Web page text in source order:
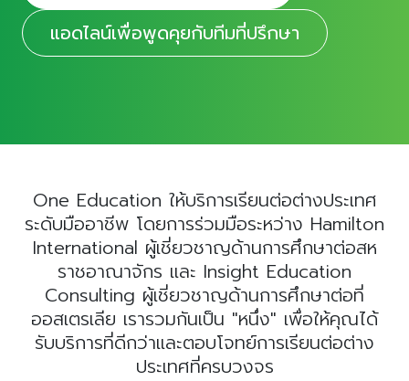
แอดไลน์เพื่อพูดคุยกับทีมที่ปรึกษา
One Education ให้บริการเรียนต่อต่างประเทศ
ระดับมืออาชีพ โดยการร่วมมือระหว่าง Hamilton
International ผู้เชี่ยวชาญด้านการศึกษาต่อสห
ราชอาณาจักร และ Insight Education
Consulting ผู้เชี่ยวชาญด้านการศึกษาต่อที่
ออสเตรเลีย เรารวมกันเป็น "หนึ่ง" เพื่อให้คุณได้
รับบริการที่ดีกว่าและตอบโจทย์การเรียนต่อต่าง
ประเทศที่ครบวงจร